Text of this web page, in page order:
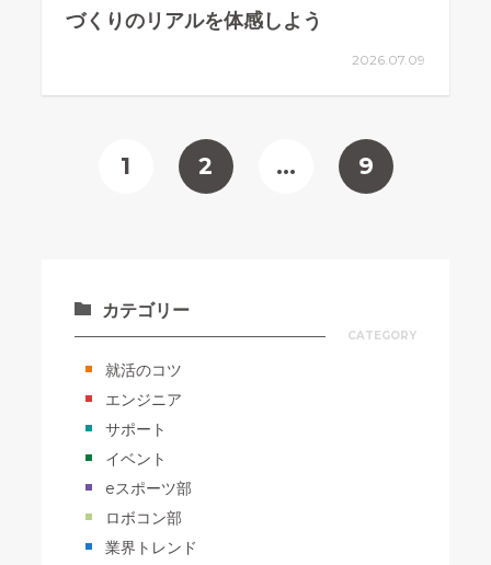
づくりのリアルを体感しよう
2026.07.09
1 2 … 9
カテゴリー
CATEGORY
就活のコツ
エンジニア
サポート
イベント
eスポーツ部
ロボコン部
業界トレンド